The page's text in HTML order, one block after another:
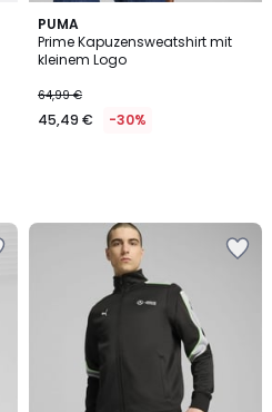
PUMA
Prime Kapuzensweatshirt mit
kleinem Logo
64,99 €
45,49 € -30%